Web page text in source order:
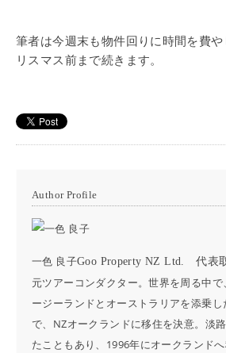
筆者は今週末も物件回りに時間を費
リスマス前まで続きます。
Author Profile
一色 良子Goo Property NZ Ltd. 代表
元ツアーコンダクター。世界を周る中
ージーランドとオーストラリアを添乗
で、NZオークランドに移住を決意。淡
たこともあり、1996年にオークランドへ